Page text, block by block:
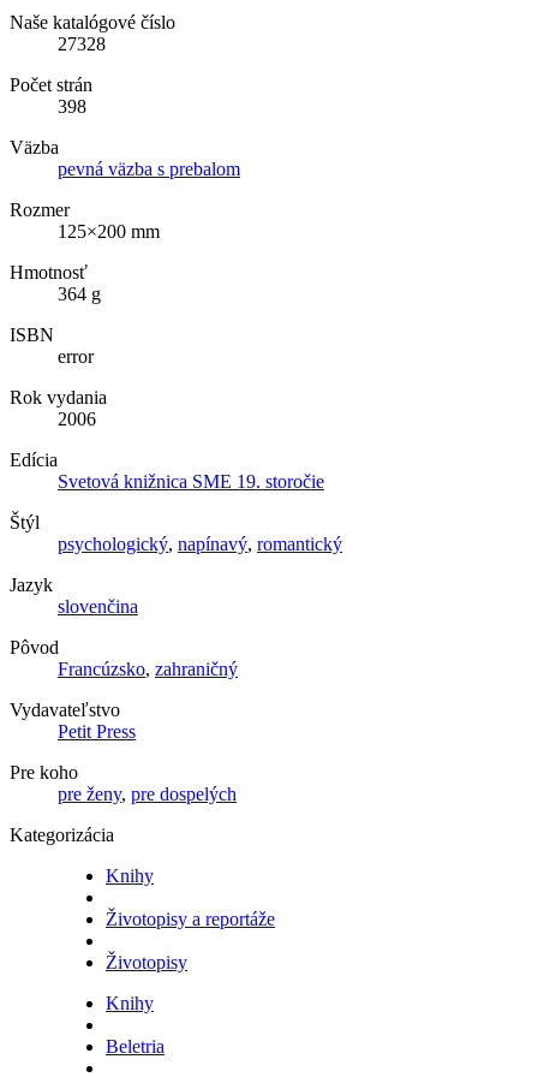
Naše katalógové číslo
27328
Počet strán
398
Väzba
pevná väzba s prebalom
Rozmer
125×200 mm
Hmotnosť
364 g
ISBN
error
Rok vydania
2006
Edícia
Svetová knižnica SME 19. storočie
Štýl
psychologický, napínavý, romantický
Jazyk
slovenčina
Pôvod
Francúzsko, zahraničný
Vydavateľstvo
Petit Press
Pre koho
pre ženy, pre dospelých
Kategorizácia
Knihy
Životopisy a reportáže
Životopisy
Knihy
Beletria